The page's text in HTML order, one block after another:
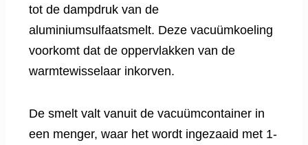
tot de dampdruk van de
aluminiumsulfaatsmelt. Deze vacuümkoeling
voorkomt dat de oppervlakken van de
warmtewisselaar inkorven.
De smelt valt vanuit de vacuümcontainer in
een menger, waar het wordt ingezaaid met 1-